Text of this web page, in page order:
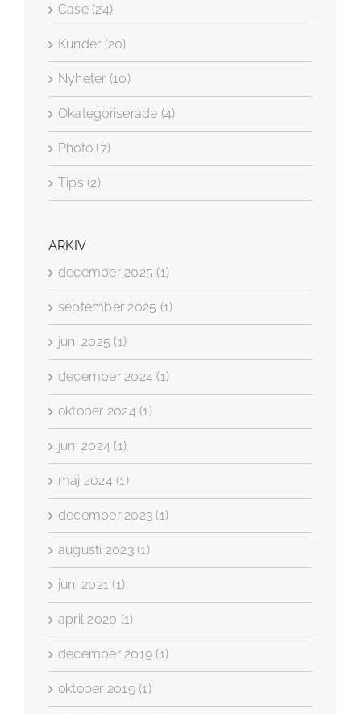
Case (24)
Kunder (20)
Nyheter (10)
Okategoriserade (4)
Photo (7)
Tips (2)
ARKIV
december 2025 (1)
september 2025 (1)
juni 2025 (1)
december 2024 (1)
oktober 2024 (1)
juni 2024 (1)
maj 2024 (1)
december 2023 (1)
augusti 2023 (1)
juni 2021 (1)
april 2020 (1)
december 2019 (1)
oktober 2019 (1)